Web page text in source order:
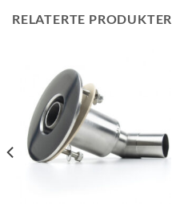
RELATERTE PRODUKTER